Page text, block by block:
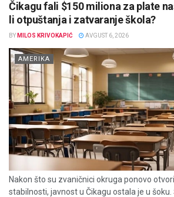
Čikagu fali $150 miliona za plate
li otpuštanja i zatvaranje škola?
BY MILOS KRIVOKAPIĆ AVGUST 6, 2026
AMERIKA
Nakon što su zvaničnici okruga ponovo
stabilnosti, javnost u Čikagu ostala je u šoku.